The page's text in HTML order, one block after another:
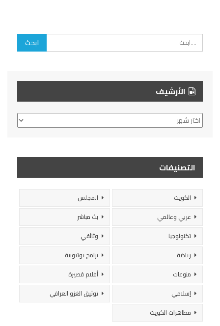
الأرشيف
الأرشيف
التصنيفات
الكويت
المجلس
عربي وعالمي
بث مباشر
تكنولوجيا
وثائقي
رياضة
برامج يوتيوبية
منوعات
أفلام قصيرة
إسلامي
توثيق الغزو العراقي
مظاهرات الكويت